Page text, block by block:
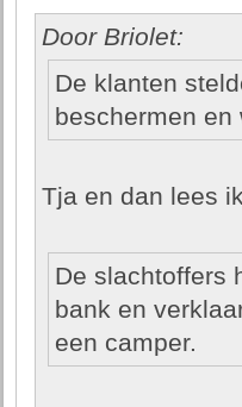
Door Briolet:
De klanten
beschermen en
Tja en dan lees
De slachtoffers
bank en
een camper.